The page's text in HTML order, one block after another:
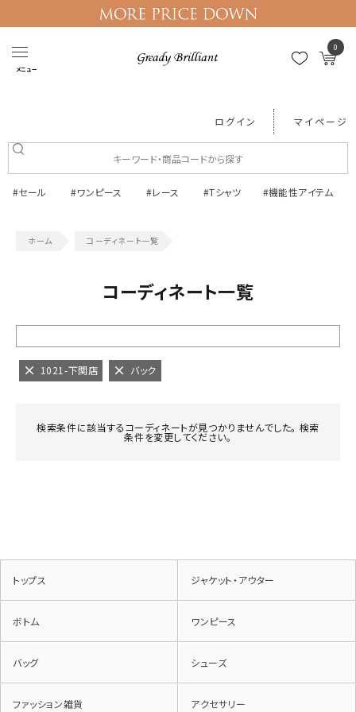
メニュー
0
ログイン マイページ
#セール #ワンピース #レース #Tシャツ #機能性アイテム
コーディネート一覧
コーディネート一覧
1021-下関店 バック
検索条件に該当するコーディネートが見つかりませんでした。 検索
条件を変更してください。
トップス ジャケット・アウター
ボトム ワンピース
バッグ シューズ
ファッション雑貨 アクセサリー